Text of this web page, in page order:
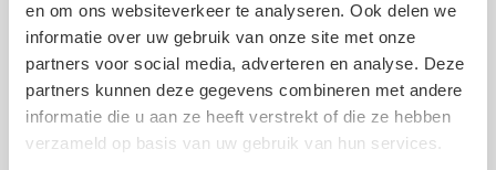
en om ons websiteverkeer te analyseren. Ook delen we
informatie over uw gebruik van onze site met onze
partners voor social media, adverteren en analyse. Deze
partners kunnen deze gegevens combineren met andere
informatie die u aan ze heeft verstrekt of die ze hebben
verzameld op basis van uw gebruik van hun services.
Verrassende klantvriendelijke, betaalbare en royale
service. Twee voorbanden voor de APK werden deskundig
en snel gemonteerd.
Advies aan Renate Boltendal i.v.m. haar kapotte
autoradio: Gewoon even melden. Ik wed dat ze hem
Toon meer